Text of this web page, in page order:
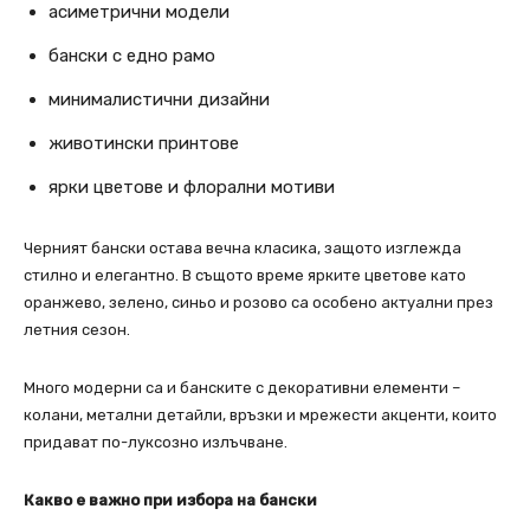
асиметрични модели
бански с едно рамо
минималистични дизайни
животински принтове
ярки цветове и флорални мотиви
Черният бански остава вечна класика, защото изглежда
стилно и елегантно. В същото време ярките цветове като
оранжево, зелено, синьо и розово са особено актуални през
летния сезон.
Много модерни са и банските с декоративни елементи –
колани, метални детайли, връзки и мрежести акценти, които
придават по-луксозно излъчване.
Какво е важно при избора на бански